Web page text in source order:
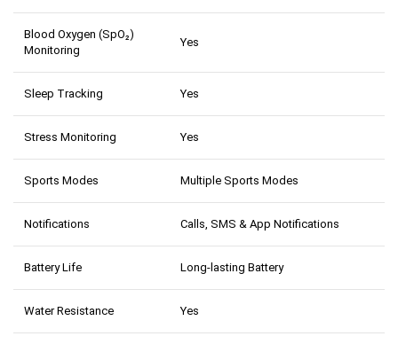
Blood Oxygen (SpO₂)
Monitoring
Yes
Sleep Tracking Yes
Stress Monitoring Yes
Sports Modes Multiple Sports Modes
Notifications Calls, SMS & App Notifications
Battery Life Long-lasting Battery
Water Resistance Yes